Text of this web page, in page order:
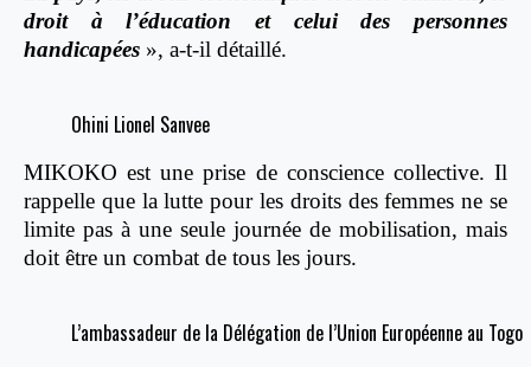
droit à l’éducation et celui des personnes
handicapées », a-t-il détaillé.
Ohini Lionel Sanvee
MIKOKO est une prise de conscience collective. Il
rappelle que la lutte pour les droits des femmes ne se
limite pas à une seule journée de mobilisation, mais
doit être un combat de tous les jours.
L’ambassadeur de la Délégation de l’Union Européenne au Togo